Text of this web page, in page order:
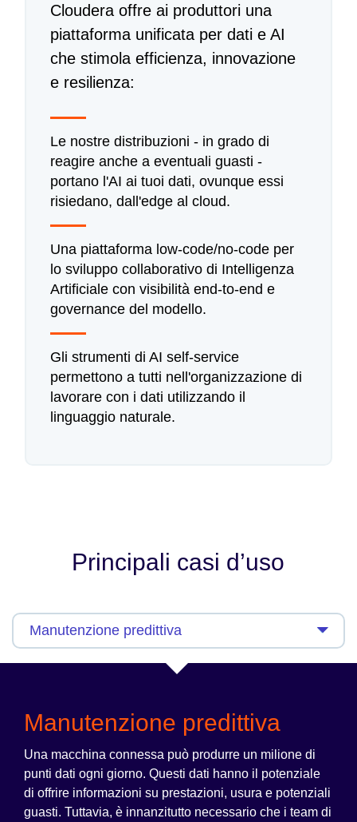
Cloudera offre ai produttori una
piattaforma unificata per dati e AI
che stimola efficienza, innovazione
e resilienza:
Le nostre distribuzioni - in grado di
reagire anche a eventuali guasti -
portano l'AI ai tuoi dati, ovunque essi
risiedano, dall'edge al cloud.
Una piattaforma low-code/no-code per
lo sviluppo collaborativo di Intelligenza
Artificiale con visibilità end-to-end e
governance del modello.
Gli strumenti di AI self-service
permettono a tutti nell'organizzazione di
lavorare con i dati utilizzando il
linguaggio naturale.
Principali casi d’uso
Manutenzione predittiva
Una macchina connessa può produrre un milione di
punti dati ogni giorno. Questi dati hanno il potenziale
di offrire informazioni su prestazioni, usura e potenziali
guasti. Tuttavia, è innanzitutto necessario che i team di